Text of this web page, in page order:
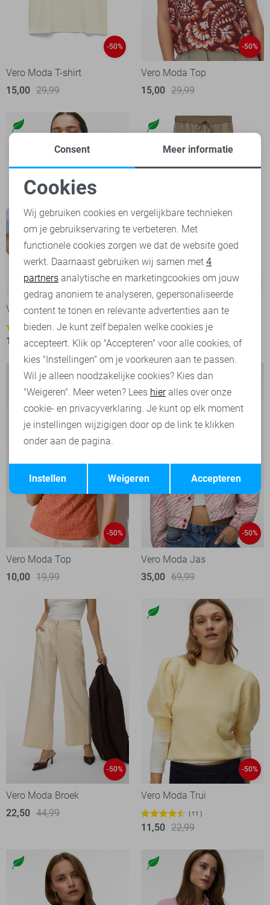
-50%
Vero Moda T-shirt
15,00 29,99
-50%
Vero Moda Top
15,00 29,99
-50%
Vero Moda Vest
1
17,50 34,99
Vero Moda Broek
20,00 39,99
-50%
Vero Moda Top
10,00 19,99
-50%
Vero Moda Jas
35,00 69,99
-50%
Vero Moda Broek
22,50 44,99
-50%
Vero Moda Trui
11
11,50 22,99
Noodzakelijke cookies
Personalisatie cookies
Analytische cookies
Marketing cookies
Terug Opslaan
Consent Meer informatie
Cookies
Wij gebruiken cookies en vergelijkbare technieken
om je gebruikservaring te verbeteren. Met
functionele cookies zorgen we dat de website goed
werkt. Daarnaast gebruiken wij samen met 4
partners analytische en marketingcookies om jouw
gedrag anoniem te analyseren, gepersonaliseerde
content te tonen en relevante advertenties aan te
bieden. Je kunt zelf bepalen welke cookies je
accepteert. Klik op "Accepteren" voor alle cookies, of
kies "Instellingen" om je voorkeuren aan te passen.
Wil je alleen noodzakelijke cookies? Kies dan
"Weigeren". Meer weten? Lees hieralles over onze
cookie- en privacyverklaring. Je kunt op elk moment
je instellingen wijzigigen door op de link te klikken
onder aan de pagina.
Accepteren
Weigeren
Instellen